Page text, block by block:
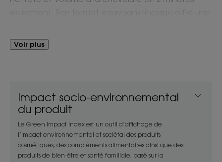
racines tout en redonnant légèreté et souplesse
aux cheveux, à tout moment.
LE MOT DE L’EXPERT
Voir plus
Impact socio-environnemental
du produit
Le Green Impact Index est un outil d’affichage de
l’impact environnemental et sociétal des produits
cosmétiques, des compléments alimentaires ainsi que des
produits de bien-être et santé familiale, basé sur la